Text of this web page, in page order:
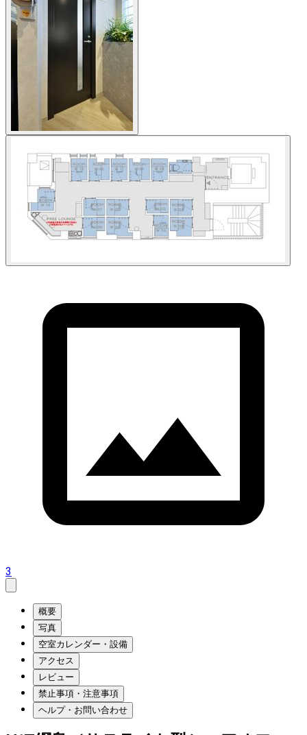
3
概要
写真
空室カレンダー・設備
アクセス
レビュー
禁止事項・注意事項
ヘルプ・お問い合わせ